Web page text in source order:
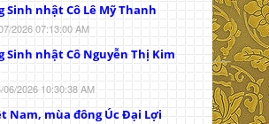
Sinh nhật Cô Lê Mỹ Thanh
2026 07:13:00 AM
Sinh nhật Cô Nguyễn Thị Kim
06/2026 10:30:38 AM
Nam, mùa đông Úc Đại Lợi